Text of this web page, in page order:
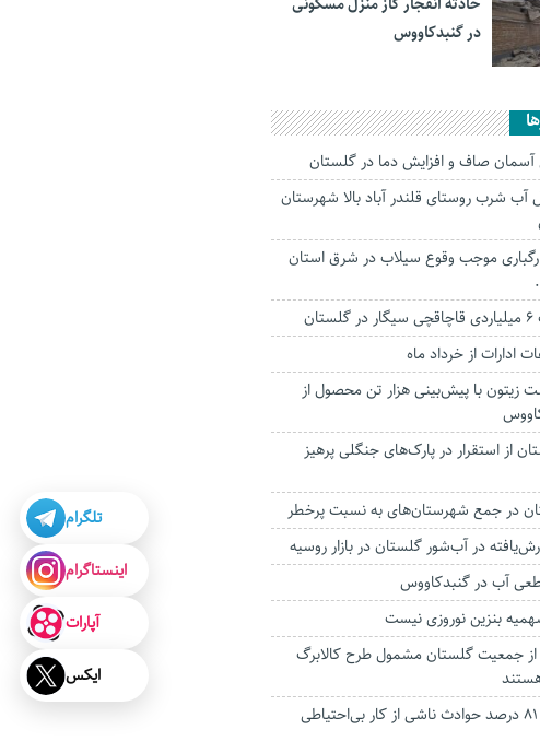
در گنبدکاووس
صاف و افزایش دما در گلستان
شرب روستای قلندر آباد بالا شهرستان
موجب وقوع سیلاب در شرق استان
ادارات از خرداد ماه
زیتون با پیش‌بینی هزار تن محصول از
از استقرار در پارک‌های جنگلی پرهیز
در آب‌شور گلستان در بازار روسیه
آب در گنبدکاووس
بنزین نوروزی نیست
از جمعیت گلستان مشمول طرح کالابرگ
علت بروز ۸۱ درصد حوادث ناشی از کار بی‌احتیاطی
تلگرام
اینستاگرام
آپارات
ایکس